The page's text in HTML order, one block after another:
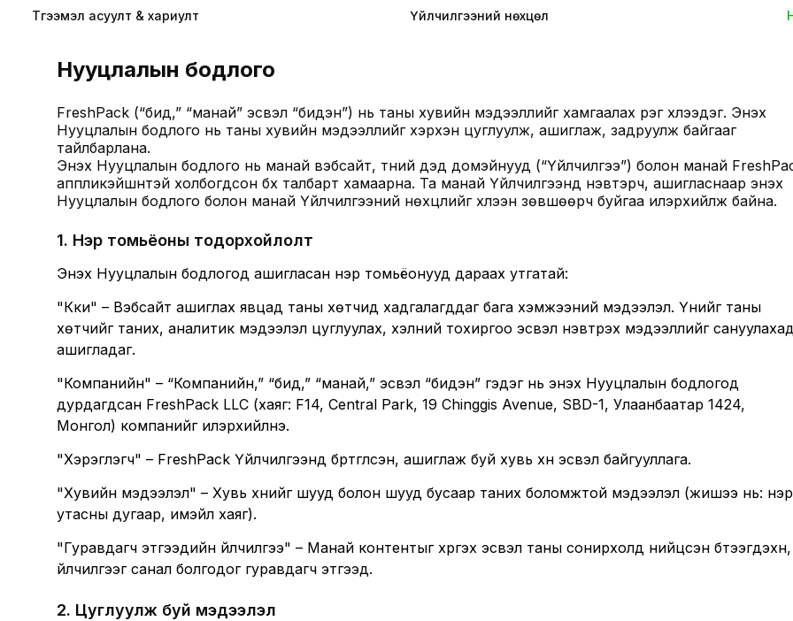
Түгээмэл асуулт & хариулт Үйлчилгээний нөхцөл
Нууцлалын бодлого
FreshPack (“бид,” “манай” эсвэл “бидэн”) нь таны хувийн мэдээллийг хамгаалах үүрэг хүлээдэг. Энэхүү
Нууцлалын бодлого нь таны хувийн мэдээллийг хэрхэн цуглуулж, ашиглаж, задруулж байгааг
тайлбарлана.
Энэхүү Нууцлалын бодлого нь манай вэбсайт, түүний дэд домэйнууд (“Үйлчилгээ”) болон манай
аппликэйшнтэй холбогдсон бүх талбарт хамаарна. Та манай Үйлчилгээнд нэвтэрч, ашигласнаар энэхүү
Нууцлалын бодлого болон манай Үйлчилгээний нөхцлийг хүлээн зөвшөөрч буйгаа илэрхийлж байна.
1. Нэр томьёоны тодорхойлолт
Энэхүү Нууцлалын бодлогод ашигласан нэр томьёонууд дараах утгатай:
"Күүки" – Вэбсайт ашиглах явцад таны хөтчид хадгалагддаг бага хэмжээний мэдээлэл. Үүнийг таны
хөтчийг таних, аналитик мэдээлэл цуглуулах, хэлний тохиргоо эсвэл нэвтрэх мэдээллийг
ашигладаг.
"Компанийн" – “Компанийн,” “бид,” “манай,” эсвэл “бидэн” гэдэг нь энэхүү Нууцлалын бодлогод
дурдагдсан FreshPack LLC (хаяг: F14, Central Park, 19 Chinggis Avenue, SBD-1, Улаанбаатар 1424,
Монгол) компанийг илэрхийлнэ.
"Хэрэглэгч" – FreshPack Үйлчилгээнд бүртгүүлсэн, ашиглаж буй хувь хүн эсвэл байгууллага.
"Хувийн мэдээлэл" – Хувь хүнийг шууд болон шууд бусаар таних боломжтой мэдээлэл (жишээ нь:
утасны дугаар, имэйл хаяг).
"Гуравдагч этгээдийн үйлчилгээ" – Манай контентыг хүргэх эсвэл таны сонирхолд нийцсэн бүтээгдэхүүн,
үйлчилгээг санал болгодог гуравдагч этгээд.
2. Цуглуулж буй мэдээлэл